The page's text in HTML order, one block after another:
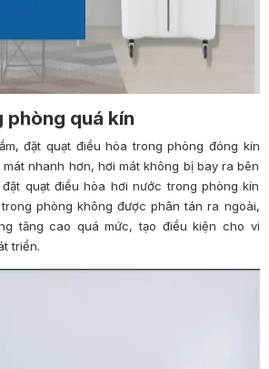
quá kín
đặt quạt điều hòa trong phòng đóng kín
nhanh hơn, hơi mát không bị bay ra bên
quạt điều hòa hơi nước trong phòng kín
phòng không được phân tán ra ngoài,
tăng cao quá mức, tạo điều kiện cho vi
triển.